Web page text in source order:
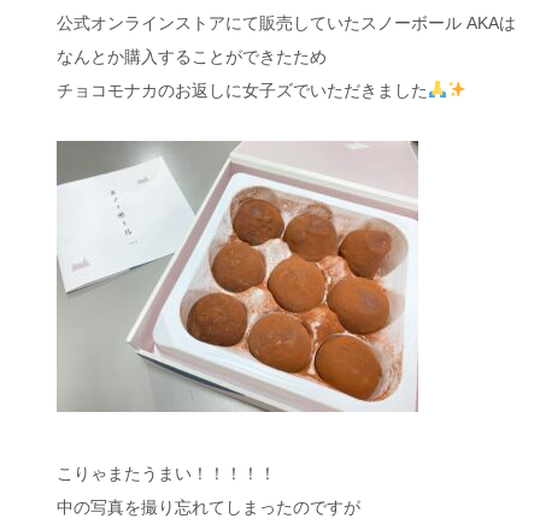
公式オンラインストアにて販売していたスノーボール AKAは
なんとか購入することができたため
チョコモナカのお返しに女子ズでいただきました
こりゃまたうまい！！！！！
中の写真を撮り忘れてしまったのですが